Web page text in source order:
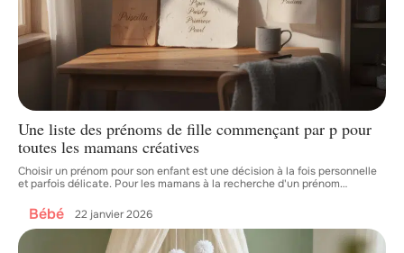
Une liste des prénoms de fille commençant par p pour
toutes les mamans créatives
Choisir un prénom pour son enfant est une décision à la fois personnelle
et parfois délicate. Pour les mamans à la recherche d'un prénom…
Bébé 22 janvier 2026